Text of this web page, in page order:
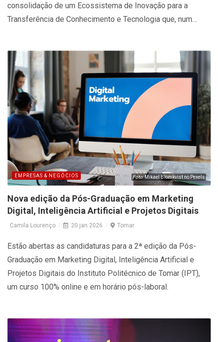
consolidação de um Ecossistema de Inovação para a
Transferência de Conhecimento e Tecnologia que, num
resultados de I&D+I para a economia regional, sendo uma
continuidade dos anteriores programas InovC, InovC 2020 e
InovC+. O projeto tem uma duração de 30 meses e um
investimento total elegível de cerca 4,1 milhões de euros,
cofinanciado a 85% pelo CENTRO 2030, Portugal 2030 e
pela União Europeia, Os Fundos Europeus Mais Próximos
de Si.
EMPRESAS & NEGÓCIOS Foto:Mikael Blomkvist no Pexels
Nova edição da Pós-Graduação em Marketing
Digital, Inteligência Artificial e Projetos Digitais
Camila Lourenço 20 jan 2026 Tomar
Estão abertas as candidaturas para a 2ª edição da Pós-
Graduação em Marketing Digital, Inteligência Artificial e
Projetos Digitais do Instituto Politécnico de Tomar (IPT),
um curso 100% online e em horário pós-laboral.